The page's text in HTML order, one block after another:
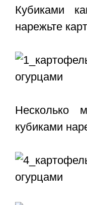
Кубиками
нарежьте
Несколько
кубиками